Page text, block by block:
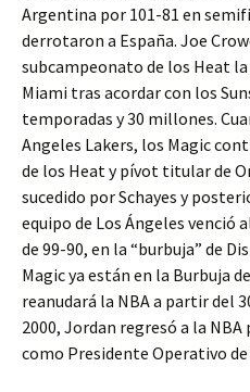
Argentina por 101-81 en
derrotaron a España. Joe
subcampeonato de los Heat
Miami tras acordar con los
temporadas y 30 millones.
Angeles Lakers, los Magic
de los Heat y pívot titular de
sucedido por Schayes y
equipo de Los Ángeles venció
de 99-90, en la “burbuja” de
Magic ya están en la Burbuja
reanudará la NBA a partir del
2000, Jordan regresó a la
como Presidente Operativo